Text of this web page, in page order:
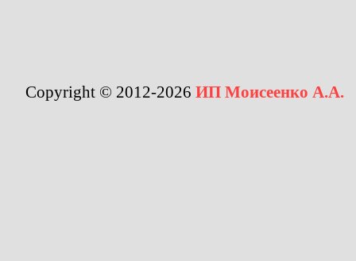
Copyright © 2012-2026 ИП Моисеенко А.А.